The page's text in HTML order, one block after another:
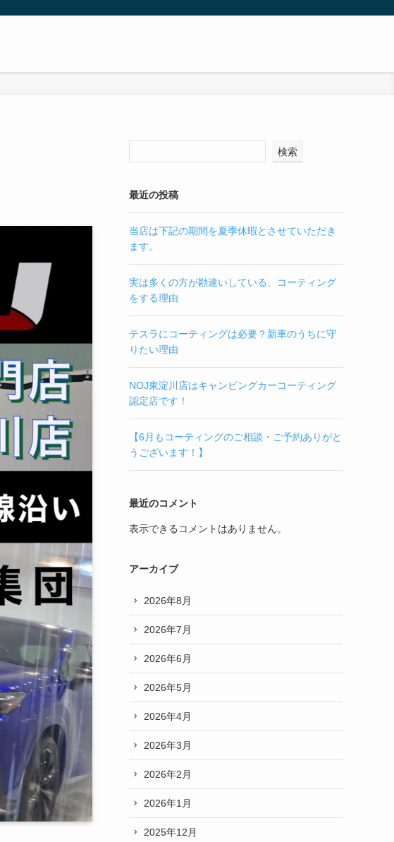
検索
最近の投稿
当店は下記の期間を夏季休暇とさせていただき
ます。
実は多くの方が勘違いしている、コーティング
をする理由
テスラにコーティングは必要？新車のうちに守
りたい理由
NOJ東淀川店はキャンピングカーコーティング
認定店です！
【6月もコーティングのご相談・ご予約ありがと
うございます！】
最近のコメント
表示できるコメントはありません。
アーカイブ
2026年8月
2026年7月
2026年6月
2026年5月
2026年4月
2026年3月
2026年2月
2026年1月
2025年12月